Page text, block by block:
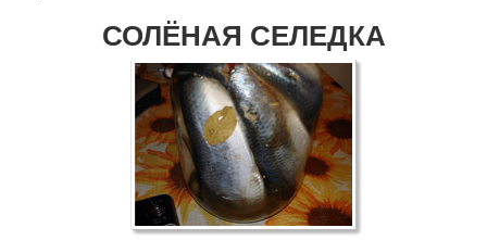
СОЛЁНАЯ СЕЛЕДКА